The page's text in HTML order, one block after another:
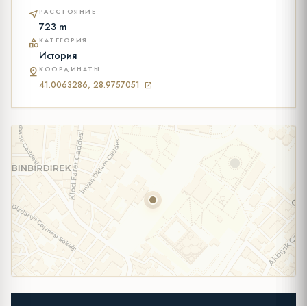
near_me РАССТОЯНИЕ
723 m
categoryКАТЕГОРИЯ
История
pin_drop КООРДИНАТЫ
41.0063286, 28.9757051 open_in_new